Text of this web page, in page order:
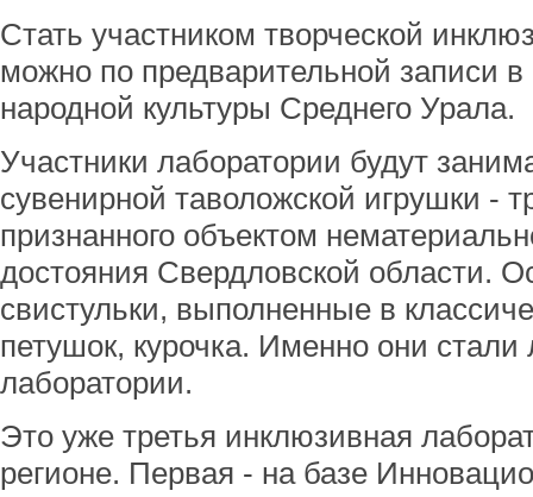
Стать участником творческой
можно по предварительной записи
народной культуры Среднего Урала.
Участники лаборатории будут
сувенирной таволожской игрушки -
признанного объектом
достояния Свердловской области.
свистульки, выполненные в
петушок, курочка. Именно они стали
лаборатории.
Это уже третья инклюзивная
регионе. Первая - на базе